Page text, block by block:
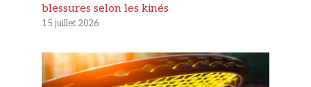
blessures selon les kinés
15 juillet 2026